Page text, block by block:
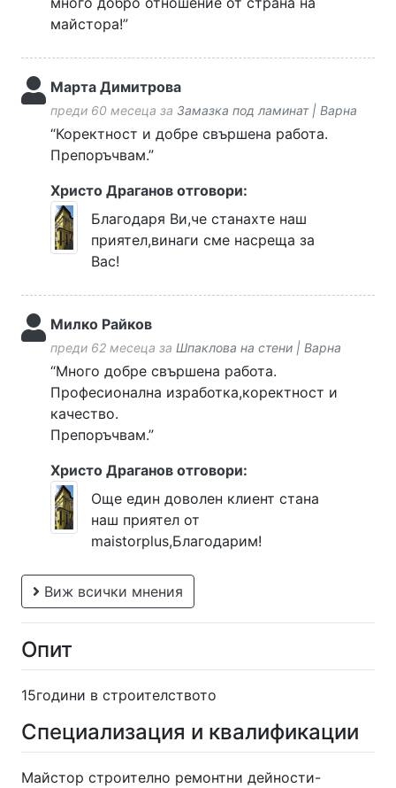
майстора!”
Марта Димитрова
преди 60 месеца за Замазка под ламинат | Варна
“Коректност и добре свършена работа.
Препоръчвам.”
Христо Драганов отговори:
Благодаря Ви,че станахте наш
приятел,винаги сме насреща за
Вас!
Милко Райков
преди 62 месеца заШпаклова на стени | Варна
“Много добре свършена работа.
Професионална изработка,коректност и
качество.
Препоръчвам.”
Христо Драганов отговори:
Още един доволен клиент стана
наш приятел от
maistorplus,Благодарим!
Виж всички мнения
Опит
15години в строителството
Специализация и квалификации
Майстор строително ремонтни дейности-